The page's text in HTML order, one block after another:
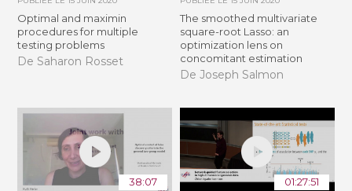
Optimal and maximin
procedures for multiple
testing problems
De Saharon Rosset
The smoothed multivariate
square-root Lasso: an
optimization lens on
concomitant estimation
De Joseph Salmon
38:07 01:27:51